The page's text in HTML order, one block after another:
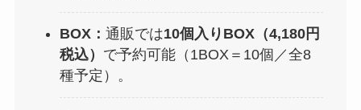
BOX： 通販では10個入りBOX（4,180円
税込） で予約可能（1BOX＝10個／全8
種予定）。